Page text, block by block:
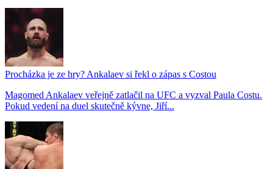
Procházka je ze hry? Ankalaev si řekl o zápas s Costou
Magomed Ankalaev veřejně zatlačil na UFC a vyzval Paula Costu.
Pokud vedení na duel skutečně kývne, Jiří...